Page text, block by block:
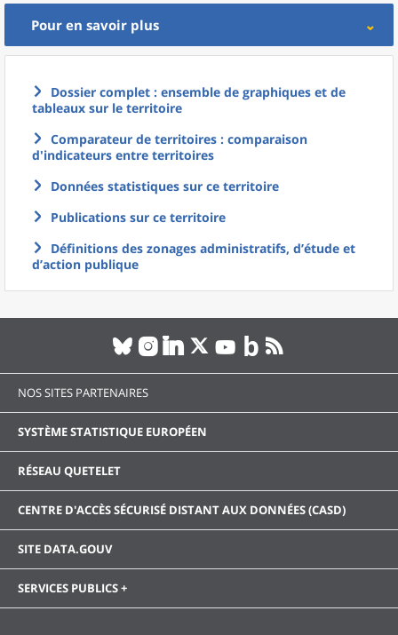
Pour en savoir plus
Dossier complet : ensemble de graphiques et de
tableaux sur le territoire
Comparateur de territoires : comparaison
d'indicateurs entre territoires
Données statistiques sur ce territoire
Publications sur ce territoire
Définitions des zonages administratifs, d’étude et
d’action publique
NOS SITES PARTENAIRES
SYSTÈME STATISTIQUE EUROPÉEN
RÉSEAU QUETELET
CENTRE D'ACCÈS SÉCURISÉ DISTANT AUX DONNÉES (CASD)
SITE DATA.GOUV
SERVICES PUBLICS +